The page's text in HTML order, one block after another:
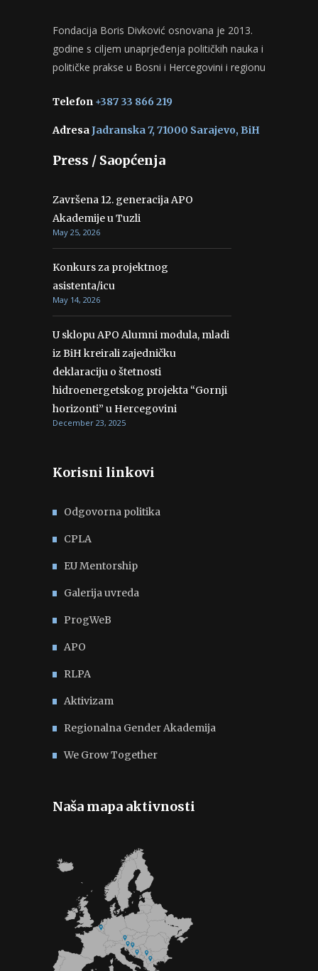
Fondacija Boris Divković osnovana je 2013.
godine s ciljem unaprjeđenja političkih nauka i
političke prakse u Bosni i Hercegovini i regionu
Telefon +387 33 866 219
AdresaJadranska 7, 71000 Sarajevo, BiH
Press / Saopćenja
Završena 12. generacija APO
Akademije u Tuzli
May 25, 2026
Konkurs za projektnog
asistenta/icu
May 14, 2026
U sklopu APO Alumni modula, mladi
iz BiH kreirali zajedničku
deklaraciju o štetnosti
hidroenergetskog projekta “Gornji
horizonti” u Hercegovini
December 23, 2025
Korisni linkovi
Odgovorna politika
CPLA
EU Mentorship
Galerija uvreda
ProgWeB
APO
RLPA
Aktivizam
Regionalna Gender Akademija
We Grow Together
Naša mapa aktivnosti